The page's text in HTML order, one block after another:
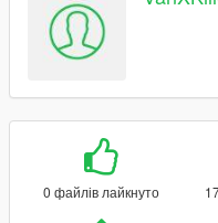
0 файлів лайкнуто